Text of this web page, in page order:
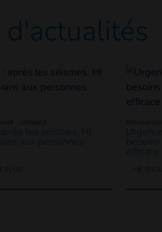
d'actualités
URGENCE
les séismes, HI
aux personnes
PLUS
PRÉVENTION
EN